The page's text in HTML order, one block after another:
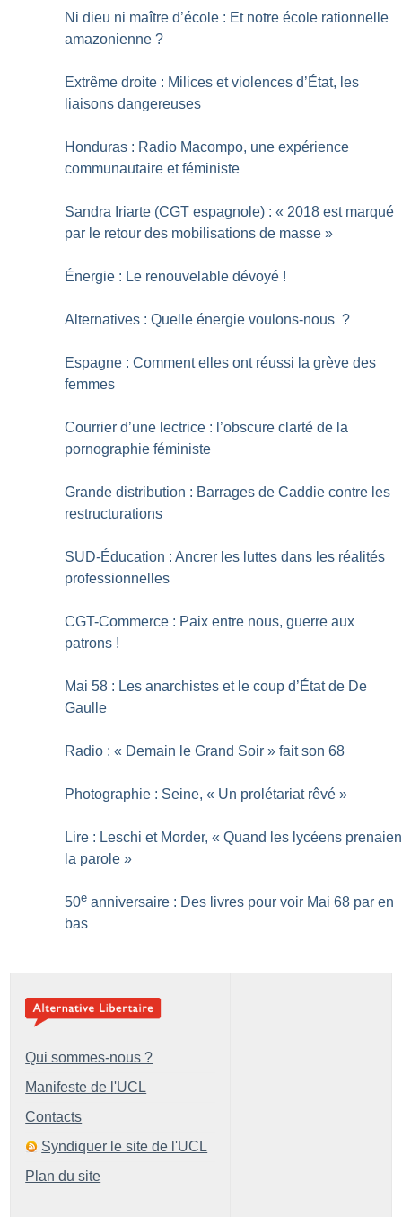
Ni dieu ni maître d’école : Et notre école rationnelle
amazonienne ?
Extrême droite : Milices et violences d’État, les
liaisons dangereuses
Honduras : Radio Macompo, une expérience
communautaire et féministe
Sandra Iriarte (CGT espagnole) : « 2018 est marqué
par le retour des mobilisations de masse »
Énergie : Le renouvelable dévoyé !
Alternatives : Quelle énergie voulons-nous ?
Espagne : Comment elles ont réussi la grève des
femmes
Courrier d’une lectrice : l’obscure clarté de la
pornographie féministe
Grande distribution : Barrages de Caddie contre les
restructurations
SUD-Éducation : Ancrer les luttes dans les réalités
professionnelles
CGT-Commerce : Paix entre nous, guerre aux
patrons !
Mai 58 : Les anarchistes et le coup d’État de De
Gaulle
Radio : « Demain le Grand Soir » fait son 68
Photographie : Seine, « Un prolétariat rêvé »
Lire : Leschi et Morder, « Quand les lycéens
la parole »
50e anniversaire : Des livres pour voir Mai 68 par en
bas
Qui sommes-nous ?
Manifeste de l'UCL
Contacts
Syndiquer le site de l'UCL
Plan du site